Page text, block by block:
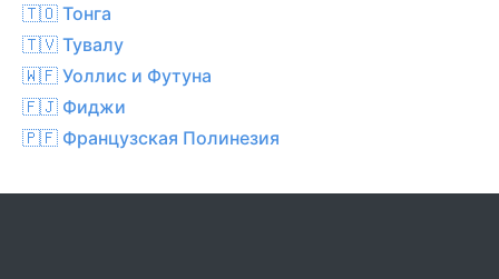
🇹🇴 Тонга
🇹🇻 Тувалу
🇼🇫 Уоллис и Футуна
🇫🇯 Фиджи
🇵🇫 Французская Полинезия